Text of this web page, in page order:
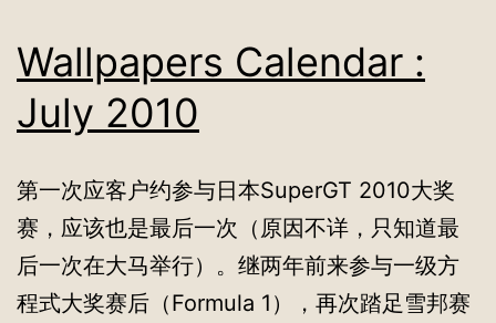
Wallpapers Calendar :
July 2010
第一次应客户约参与日本SuperGT 2010大奖
赛，应该也是最后一次（原因不详，只知道最
后一次在大马举行）。继两年前来参与一级方
程式大奖赛后（Formula 1），再次踏足雪邦赛